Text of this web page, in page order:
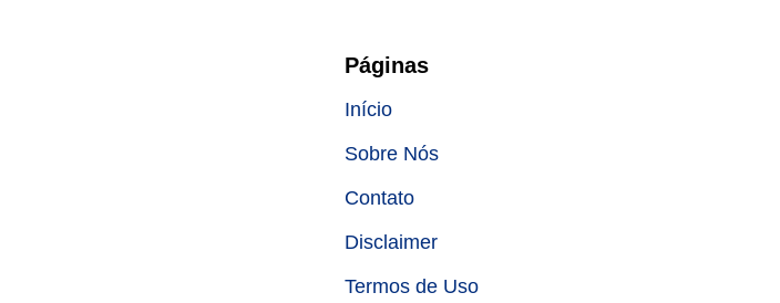
Páginas
Início
Sobre Nós
Contato
Disclaimer
Termos de Uso